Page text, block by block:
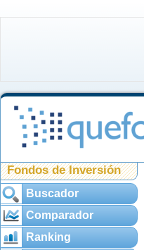
Fondos de Inversión
Buscador
Comparador
Ranking